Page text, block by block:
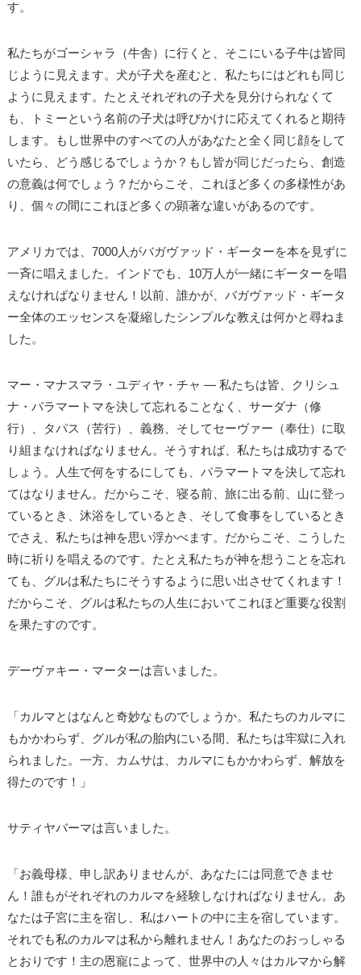
す。
私たちがゴーシャラ（牛舎）に行くと、そこにいる子牛は皆同
じように見えます。犬が子犬を産むと、私たちにはどれも同じ
ように見えます。たとえそれぞれの子犬を見分けられなくて
も、トミーという名前の子犬は呼びかけに応えてくれると期待
します。もし世界中のすべての人があなたと全く同じ顔をして
いたら、どう感じるでしょうか？もし皆が同じだったら、創造
の意義は何でしょう？だからこそ、これほど多くの多様性があ
り、個々の間にこれほど多くの顕著な違いがあるのです。
アメリカでは、7000人がバガヴァッド・ギーターを本を見ずに
一斉に唱えました。インドでも、10万人が一緒にギーターを唱
えなければなりません！以前、誰かが、バガヴァッド・ギータ
ー全体のエッセンスを凝縮したシンプルな教えは何かと尋ねま
した。
マー・マナスマラ・ユディヤ・チャ ― 私たちは皆、クリシュ
ナ・パラマートマを決して忘れることなく、サーダナ（修
行）、タパス（苦行）、義務、そしてセーヴァー（奉仕）に取
り組まなければなりません。そうすれば、私たちは成功するで
しょう。人生で何をするにしても、パラマートマを決して忘れ
てはなりません。だからこそ、寝る前、旅に出る前、山に登っ
ているとき、沐浴をしているとき、そして食事をしているとき
でさえ、私たちは神を思い浮かべます。だからこそ、こうした
時に祈りを唱えるのです。たとえ私たちが神を想うことを忘れ
ても、グルは私たちにそうするように思い出させてくれます！
だからこそ、グルは私たちの人生においてこれほど重要な役割
を果たすのです。
デーヴァキー・マーターは言いました。
「カルマとはなんと奇妙なものでしょうか。私たちのカルマに
もかかわらず、グルが私の胎内にいる間、私たちは牢獄に入れ
られました。一方、カムサは、カルマにもかかわらず、解放を
得たのです！」
サティヤバーマは言いました。
「お義母様、申し訳ありませんが、あなたには同意できませ
ん！誰もがそれぞれのカルマを経験しなければなりません。あ
なたは子宮に主を宿し、私はハートの中に主を宿しています。
それでも私のカルマは私から離れません！あなたのおっしゃる
とおりです！主の恩寵によって、世界中の人々はカルマから解